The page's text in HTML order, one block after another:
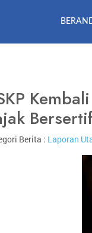
Berita : Laporan